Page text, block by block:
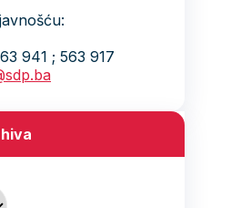
941 ; 563 917